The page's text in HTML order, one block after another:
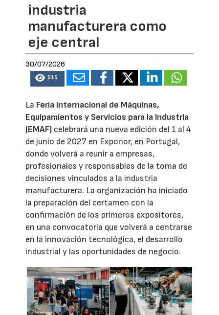
industria
manufacturera como
eje central
30/07/2026
515
La Feria Internacional de Máquinas,
Equipamientos y Servicios para la Industria
(EMAF) celebrará una nueva edición del 1 al 4
de junio de 2027 en Exponor, en Portugal,
donde volverá a reunir a empresas,
profesionales y responsables de la toma de
decisiones vinculados a la industria
manufacturera. La organización ha iniciado
la preparación del certamen con la
confirmación de los primeros expositores,
en una convocatoria que volverá a centrarse
en la innovación tecnológica, el desarrollo
industrial y las oportunidades de negocio.